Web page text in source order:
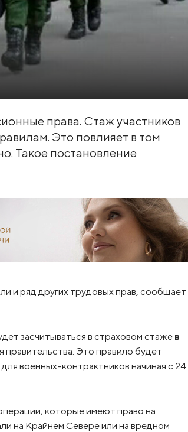
права. Стаж участников
Это повлияет в том
Такое постановление
и ряд других трудовых прав, сообщает
засчитываться в страховом стажев
правительства. Это правило будет
военных-контрактников начиная с 24
которые имеют право на
на Крайнем Севере или на вредном